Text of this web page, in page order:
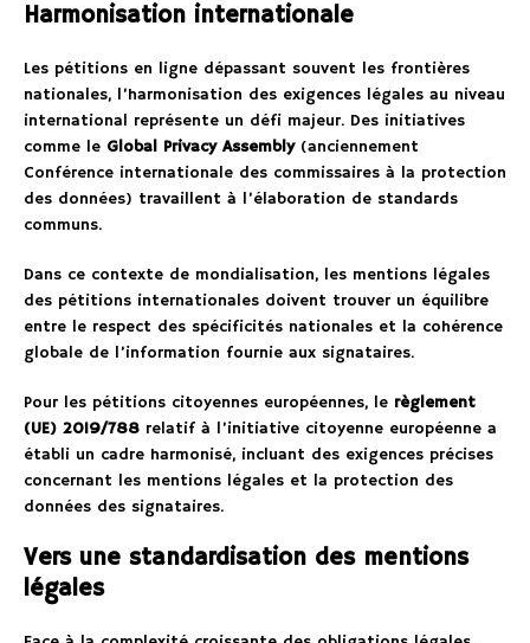
Harmonisation internationale
Les pétitions en ligne dépassant souvent les frontières
nationales, l’harmonisation des exigences légales au niveau
international représente un défi majeur. Des initiatives
comme le Global Privacy Assembly(anciennement
Conférence internationale des commissaires à la protection
des données) travaillent à l’élaboration de standards
communs.
Dans ce contexte de mondialisation, les mentions légales
des pétitions internationales doivent trouver un équilibre
entre le respect des spécificités nationales et la cohérence
globale de l’information fournie aux signataires.
Pour les pétitions citoyennes européennes, le règlement
(UE) 2019/788 relatif à l’initiative citoyenne européenne a
établi un cadre harmonisé, incluant des exigences précises
concernant les mentions légales et la protection des
données des signataires.
Vers une standardisation des mentions
légales